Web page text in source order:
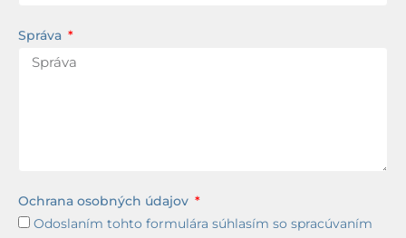
Správa
Ochrana osobných údajov
Odoslaním tohto formulára súhlasím so spracúvaním